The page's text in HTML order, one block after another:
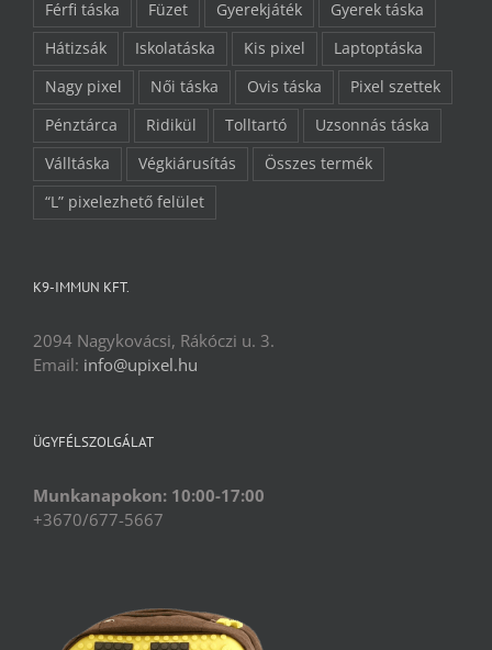
Férfi táska
Füzet Gyerekjáték
Gyerek táska
Hátizsák
Iskolatáska Kis pixel
Laptoptáska
Nagy pixel
Női táska Ovis táska
Pixel szettek
Pénztárca
Ridikül Tolltartó
Uzsonnás táska
Válltáska
Végkiárusítás
Összes termék
“L” pixelezhető felület
K9-IMMUN KFT.
2094 Nagykovácsi, Rákóczi u. 3.
Email: info@upixel.hu
ÜGYFÉLSZOLGÁLAT
Munkanapokon: 10:00-17:00
+3670/677-5667